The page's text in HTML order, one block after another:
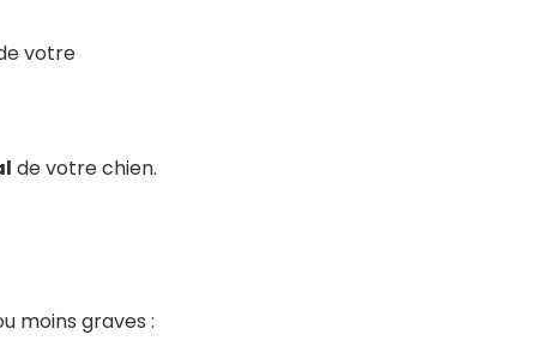
votre
de votre chien.
moins graves :